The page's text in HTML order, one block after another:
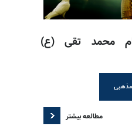
محمد تقی (ع)
مذهبی
مطالعه بیشتر